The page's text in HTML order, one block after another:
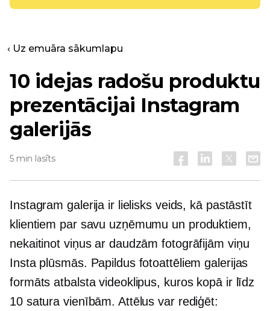
‹ Uz emuāra sākumlapu
10 idejas radošu produktu
prezentācijai Instagram
galerijās
5 min lasīts
Instagram galerija ir lielisks veids, kā pastāstīt
klientiem par savu uzņēmumu un produktiem,
nekaitinot viņus ar daudzām fotogrāfijām viņu
Insta plūsmās. Papildus fotoattēliem galerijas
formāts atbalsta videoklipus, kuros kopā ir līdz
10 satura vienībām. Attēlus var rediģēt: